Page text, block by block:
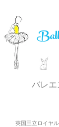
英国王立ロイヤ
バレエ